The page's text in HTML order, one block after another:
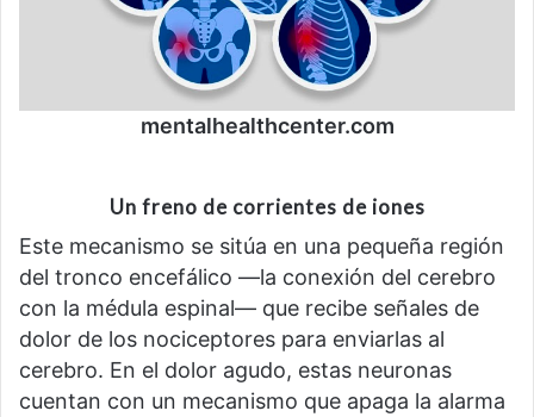
mentalhealthcenter.com
Un freno de corrientes de iones
Este mecanismo se sitúa en una pequeña región
del tronco encefálico —la conexión del cerebro
con la médula espinal— que recibe señales de
dolor de los nociceptores para enviarlas al
cerebro. En el dolor agudo, estas neuronas
cuentan con un mecanismo que apaga la alarma